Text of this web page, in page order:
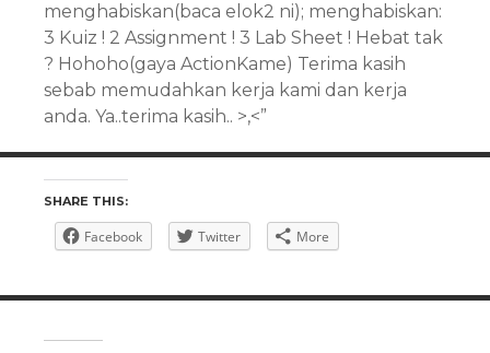
menghabiskan(baca elok2 ni); menghabiskan:
3 Kuiz ! 2 Assignment ! 3 Lab Sheet ! Hebat tak
? Hohoho(gaya ActionKame) Terima kasih
sebab memudahkan kerja kami dan kerja
anda. Ya..terima kasih.. >,<”
SHARE THIS:
Facebook Twitter More